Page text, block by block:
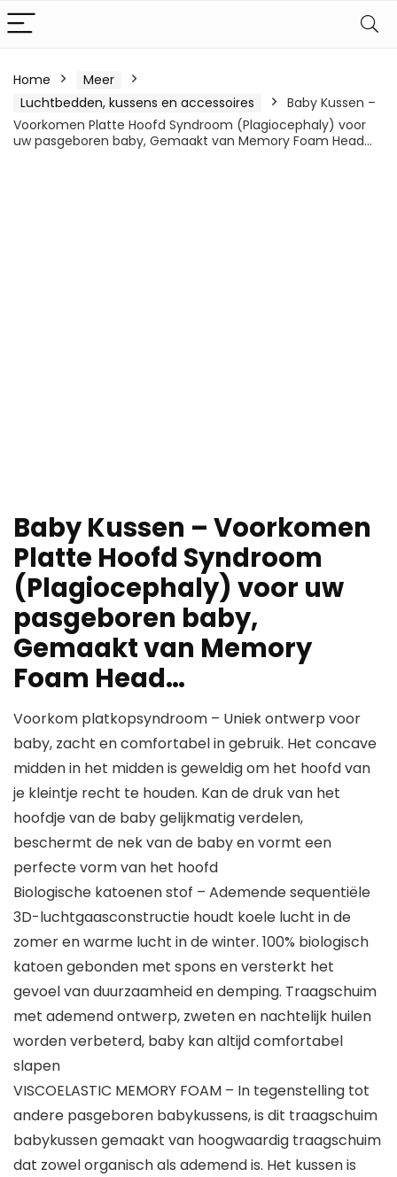
Home
Meer
Luchtbedden, kussens en accessoires
Baby Kussen –
Voorkomen Platte Hoofd Syndroom (Plagiocephaly) voor
uw pasgeboren baby, Gemaakt van Memory Foam Head…
Baby Kussen – Voorkomen
Platte Hoofd Syndroom
(Plagiocephaly) voor uw
pasgeboren baby,
Gemaakt van Memory
Foam Head…
Voorkom platkopsyndroom – Uniek ontwerp voor
baby, zacht en comfortabel in gebruik. Het concave
midden in het midden is geweldig om het hoofd van
je kleintje recht te houden. Kan de druk van het
hoofdje van de baby gelijkmatig verdelen,
beschermt de nek van de baby en vormt een
perfecte vorm van het hoofd
Biologische katoenen stof – Ademende sequentiële
3D-luchtgaasconstructie houdt koele lucht in de
zomer en warme lucht in de winter. 100% biologisch
katoen gebonden met spons en versterkt het
gevoel van duurzaamheid en demping. Traagschuim
met ademend ontwerp, zweten en nachtelijk huilen
worden verbeterd, baby kan altijd comfortabel
slapen
VISCOELASTIC MEMORY FOAM – In tegenstelling tot
andere pasgeboren babykussens, is dit traagschuim
babykussen gemaakt van hoogwaardig traagschuim
dat zowel organisch als ademend is. Het kussen is